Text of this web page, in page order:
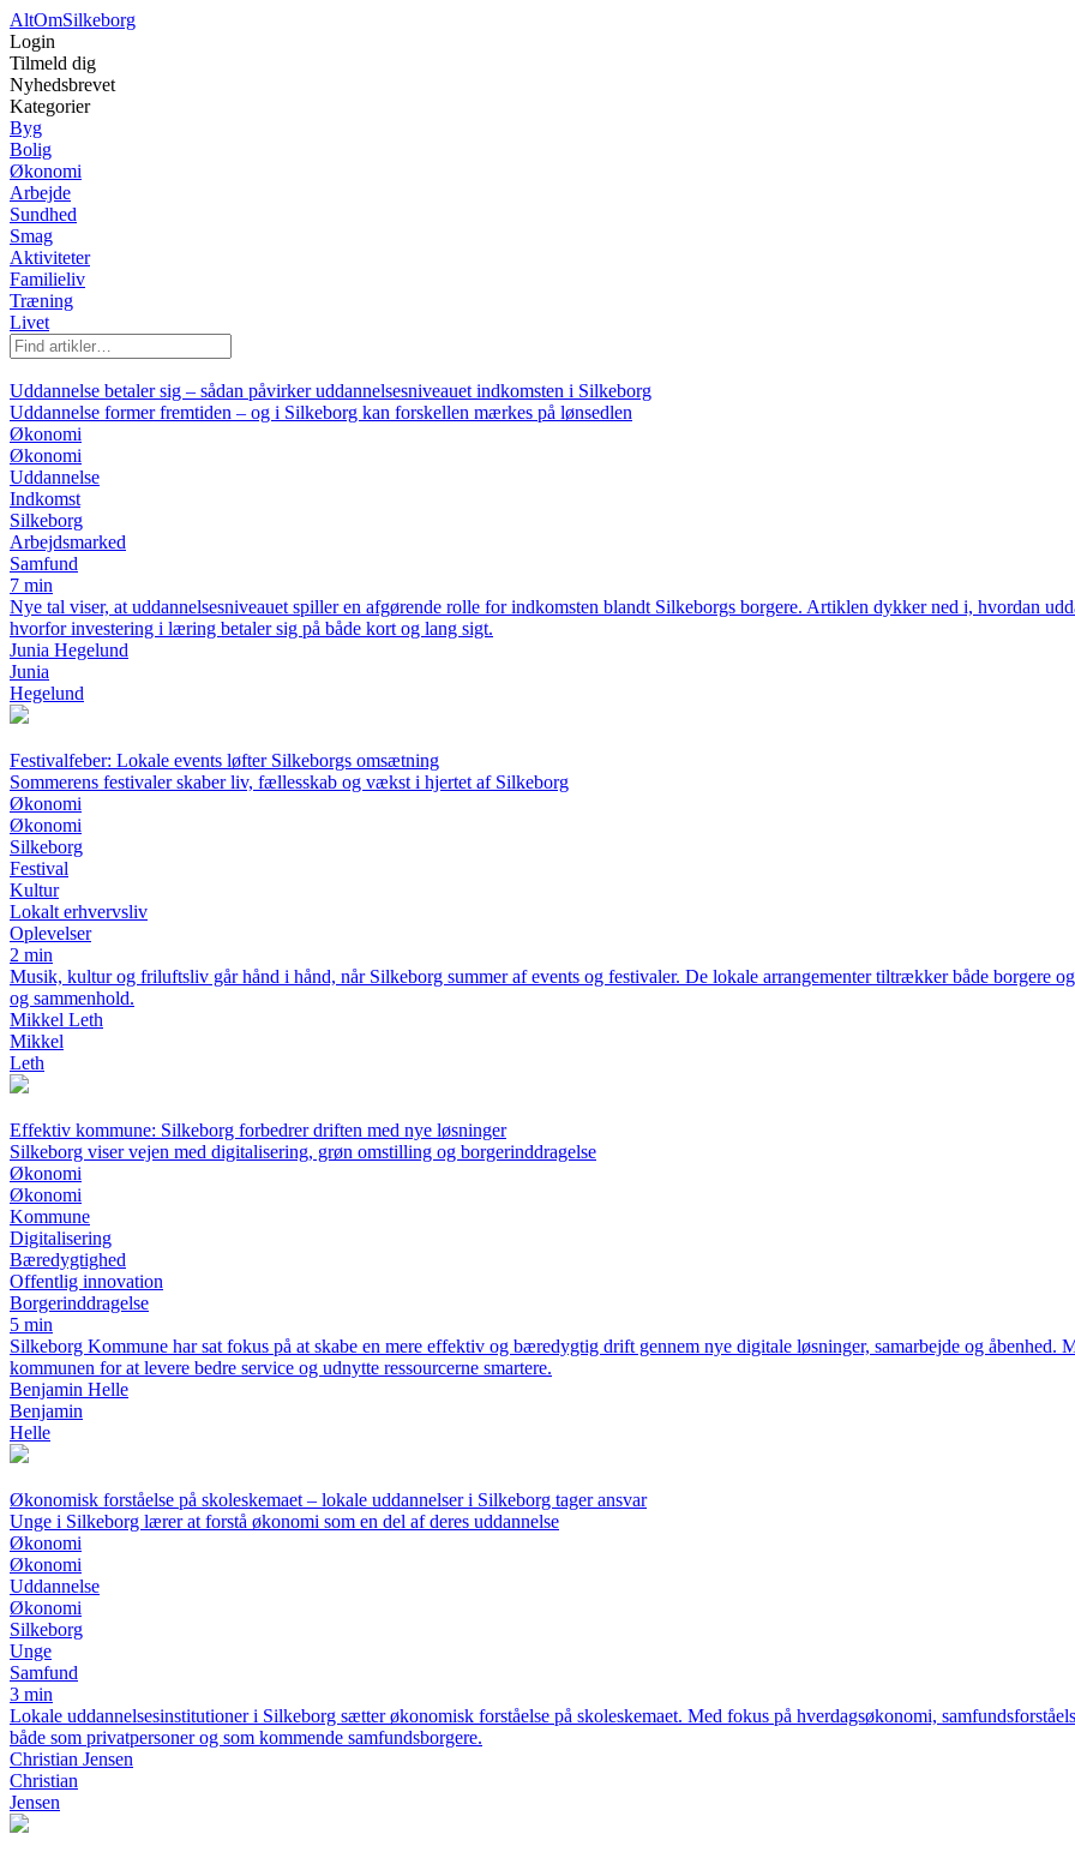
AltOmSilkeborg
Login
Tilmeld dig
Nyhedsbrevet
Kategorier
Byg
Bolig
Økonomi
Arbejde
Sundhed
Smag
Aktiviteter
Familieliv
Træning
Livet
Uddannelse betaler sig – sådan påvirker uddannelsesniveauet indkomsten i Silkeborg
Uddannelse former fremtiden – og i Silkeborg kan forskellen mærkes på lønsedlen
Økonomi
Økonomi
Uddannelse
Indkomst
Silkeborg
Arbejdsmarked
Samfund
7 min
Nye tal viser, at uddannelsesniveauet spiller en afgørende rolle for indkomsten blandt Silkeborgs borgere. Artiklen dykker ned i, hvordan
hvorfor investering i læring betaler sig på både kort og lang sigt.
Junia Hegelund
Junia
Hegelund
Festivalfeber: Lokale events løfter Silkeborgs omsætning
Sommerens festivaler skaber liv, fællesskab og vækst i hjertet af Silkeborg
Økonomi
Økonomi
Silkeborg
Festival
Kultur
Lokalt erhvervsliv
Oplevelser
2 min
Musik, kultur og friluftsliv går hånd i hånd, når Silkeborg summer af events og festivaler. De lokale arrangementer tiltrækker både borgere
og sammenhold.
Mikkel Leth
Mikkel
Leth
Effektiv kommune: Silkeborg forbedrer driften med nye løsninger
Silkeborg viser vejen med digitalisering, grøn omstilling og borgerinddragelse
Økonomi
Økonomi
Kommune
Digitalisering
Bæredygtighed
Offentlig innovation
Borgerinddragelse
5 min
Silkeborg Kommune har sat fokus på at skabe en mere effektiv og bæredygtig drift gennem nye digitale løsninger, samarbejde og åbenhed.
kommunen for at levere bedre service og udnytte ressourcerne smartere.
Benjamin Helle
Benjamin
Helle
Økonomisk forståelse på skoleskemaet – lokale uddannelser i Silkeborg tager ansvar
Unge i Silkeborg lærer at forstå økonomi som en del af deres uddannelse
Økonomi
Økonomi
Uddannelse
Økonomi
Silkeborg
Unge
Samfund
3 min
Lokale uddannelsesinstitutioner i Silkeborg sætter økonomisk forståelse på skoleskemaet. Med fokus på hverdagsøkonomi,
både som privatpersoner og som kommende samfundsborgere.
Christian Jensen
Christian
Jensen